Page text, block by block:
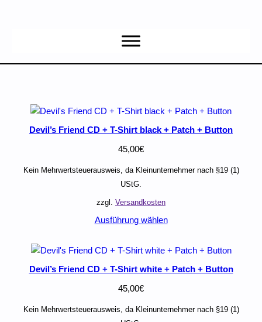
Devil’s Friend CD + T-Shirt black + Patch + Button
45,00€
Kein Mehrwertsteuerausweis, da Kleinunternehmer nach §19 (1)
UStG.
zzgl. Versandkosten
Ausführung wählen
Devil’s Friend CD + T-Shirt white + Patch + Button
45,00€
Kein Mehrwertsteuerausweis, da Kleinunternehmer nach §19 (1)